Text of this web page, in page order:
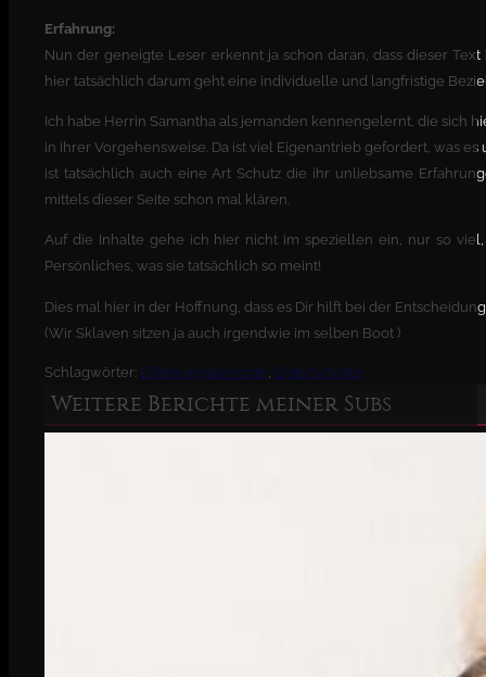
Erfahrung:
Nun der geneigte Leser erkennt ja schon daran, dass dieser
hier tatsächlich darum geht eine individuelle und langfristige
Ich habe Herrin Samantha als jemanden kennengelernt, die sich
in ihrer Vorgehensweise. Da ist viel Eigenantrieb gefordert, was
ist tatsächlich auch eine Art Schutz die ihr unliebsame
mittels dieser Seite schon mal klären.
Auf die Inhalte gehe ich hier nicht im speziellen ein, nur so
Persönliches, was sie tatsächlich so meint!
Dies mal hier in der Hoffnung, dass es Dir hilft bei der
(Wir Sklaven sitzen ja auch irgendwie im selben Boot )
Schlagwörter: Erfahrungsberichte, Erste Schritte
Weitere Berichte meiner Subs